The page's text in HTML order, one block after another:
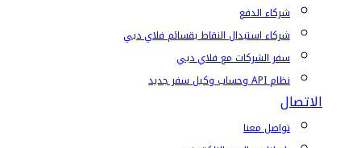
شركاء الدفع
شركاء استبدال النقاط بقسائم فلاي دبي
سفر الشركات مع فلاي دبي
نظام API وحساب وكيل سفر جديد
الاتصال
تواصل معنا